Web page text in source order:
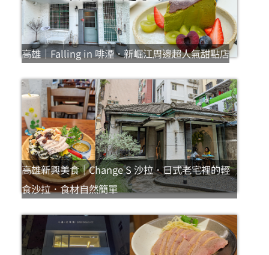
高雄｜Falling in 啡湮．新崛江周邊超人氣甜點店
高雄新興美食｜Change S 沙拉．日式老宅裡的輕
食沙拉．食材自然簡單